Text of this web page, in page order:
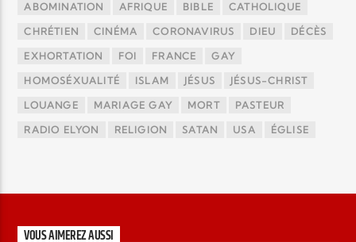
ABOMINATION AFRIQUE BIBLE CATHOLIQUE
CHRÉTIEN CINÉMA CORONAVIRUS DIEU DÉCÈS
EXHORTATION FOI FRANCE GAY
HOMOSÉXUALITÉ ISLAM JÉSUS JÉSUS-CHRIST
LOUANGE MARIAGE GAY MORT PASTEUR
RADIO ELYON RELIGION SATAN USA ÉGLISE
VOUS AIMEREZ AUSSI